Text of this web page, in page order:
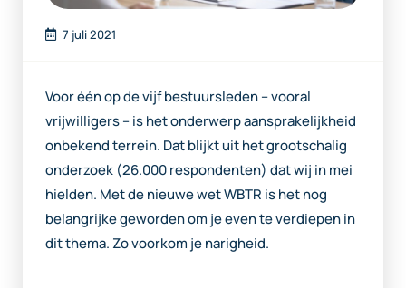
7 juli 2021
Voor één op de vijf bestuursleden – vooral
vrijwilligers – is het onderwerp aansprakelijkheid
onbekend terrein. Dat blijkt uit het grootschalig
onderzoek (26.000 respondenten) dat wij in mei
hielden. Met de nieuwe wet WBTR is het nog
belangrijke geworden om je even te verdiepen in
dit thema. Zo voorkom je narigheid.